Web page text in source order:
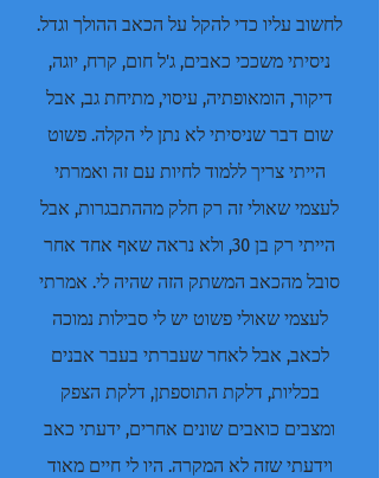
לחשוב עליו כדי להקל על הכאב ההולך וגדל.
ניסיתי משככי כאבים, ג'ל חום, קרח, יוגה,
דיקור, הומאופתיה, עיסוי, מתיחת גב, אבל
שום דבר שניסיתי לא נתן לי הקלה. פשוט
הייתי צריך ללמוד לחיות עם זה ואמרתי
לעצמי שאולי זה רק חלק מההתבגרות, אבל
הייתי רק בן 30, ולא נראה שאף אחד אחר
סובל מהכאב המשתק הזה שהיה לי. אמרתי
לעצמי שאולי פשוט יש לי סבילות נמוכה
לכאב, אבל לאחר שעברתי בעבר אבנים
בכליות, דלקת התוספתן, דלקת הצפק
ומצבים כואבים שונים אחרים, ידעתי כאב
וידעתי שזה לא המקרה. היו לי חיים מאוד